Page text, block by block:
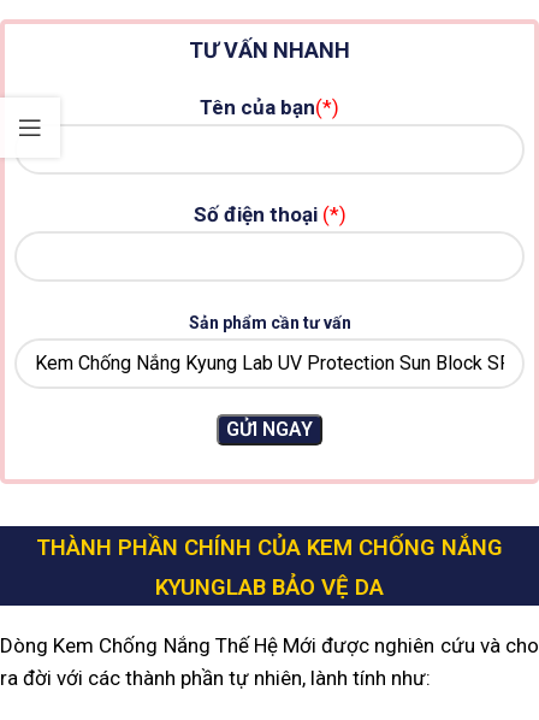
TƯ VẤN NHANH
Tên của bạn(*)
Số điện thoại (*)
Sản phẩm cần tư vấn
THÀNH PHẦN CHÍNH CỦA KEM CHỐNG NẮNG
KYUNGLAB BẢO VỆ DA
Dòng Kem Chống Nắng Thế Hệ Mới được nghiên cứu và cho
ra đời với các thành phần tự nhiên, lành tính như: